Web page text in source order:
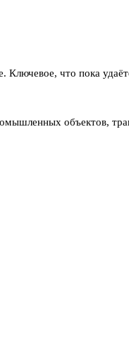
что пока
объектов,